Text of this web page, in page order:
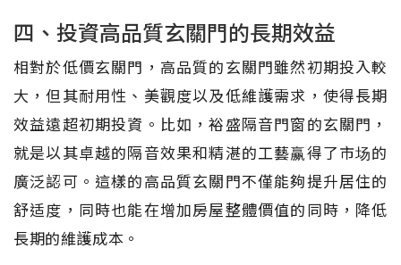
四、投資高品質玄關門的長期效益
相對於低價玄關門，高品質的玄關門雖然初期投入較
大，但其耐用性、美觀度以及低維護需求，使得長期
效益遠超初期投資。比如，裕盛隔音門窗的玄關門，
就是以其卓越的隔音效果和精湛的工藝赢得了市场的
廣泛認可。這樣的高品質玄關門不僅能夠提升居住的
舒适度，同時也能在增加房屋整體價值的同時，降低
長期的維護成本。